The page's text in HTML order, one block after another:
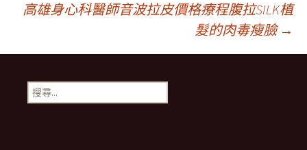
章
導
航
高雄身心科醫師音波拉皮價格療程腹拉SILK植
髮的肉毒瘦臉 →
搜
尋